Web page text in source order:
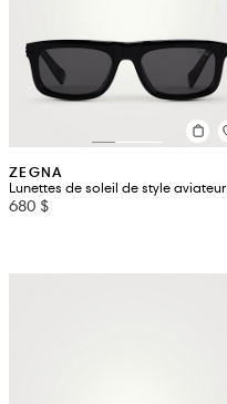
ZEGNA
Lunettes de soleil de style aviateur
680 $